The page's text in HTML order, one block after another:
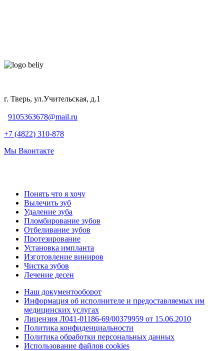
г. Тверь, ул.Учительская, д.1
9105363678@mail.ru
+7 (4822) 310-878
Мы Вконтакте
Понять что я хочу
Вылечить зуб
Удаление зуба
Пломбирование зубов
Отбеливание зубов
Протезирование
Установка импланта
Изготовление виниров
Чистка зубов
Лечение десен
Наш документооборот
Информация об исполнителе и предоставляемых им
медицинских услугах
Лицензия Л041-01186-69/00379959 от 15.06.2010
Политика конфиденциальности
Политика обработки персональных данных
Использование файлов cookies